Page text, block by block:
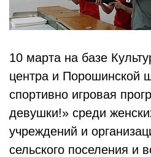
10 марта на базе
центра и Порошинской
спортивно игровая
девушки!» среди
учреждений и
сельского поселения и